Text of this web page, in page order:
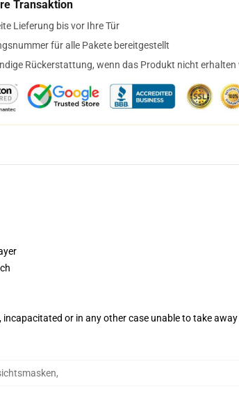
Transaktion
Lieferung bis vor Ihre Tür
für alle Pakete bereitgestellt
Rückerstattung, wenn das Produkt nicht erhalten
or in any other case unable to take
,